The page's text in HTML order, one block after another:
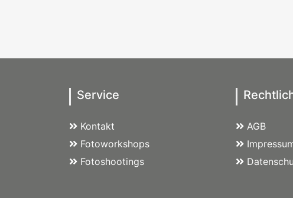
Service
Kontakt
Fotoworkshops
Fotoshootings
AGB